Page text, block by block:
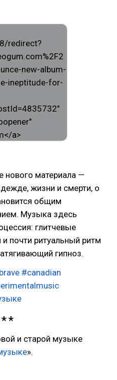
нового материала —
жизни и смерти, о
общим
Музыка здесь
глитчевые
почти ритуальный ритм
гипноз.
#canadian
и старой музыке
».